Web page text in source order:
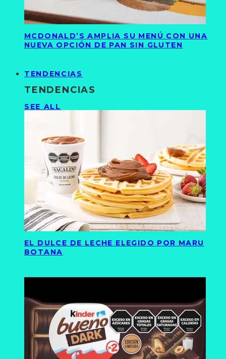
MCDONALD’S AMPLIA SU MENÚ CON UNA
NUEVA OPCIÓN DE PAN SIN GLUTEN
TENDENCIAS
TENDENCIAS
SEE ALL
EL DULCE DE LECHE ELEGIDO POR MARU
BOTANA